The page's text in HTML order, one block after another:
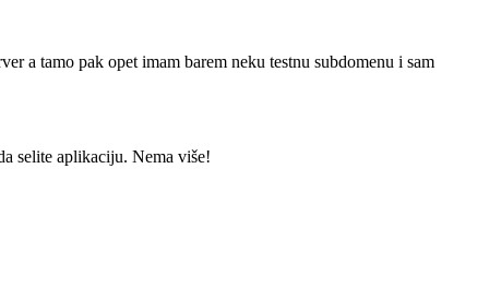
a tamo pak opet imam barem neku testnu subdomenu i sam
selite aplikaciju. Nema više!